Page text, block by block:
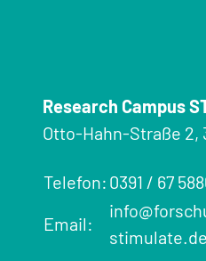
Research Campus
Otto-Hahn-Straße 2,
Telefon: 0391 / 67
Email:
stimulate.de